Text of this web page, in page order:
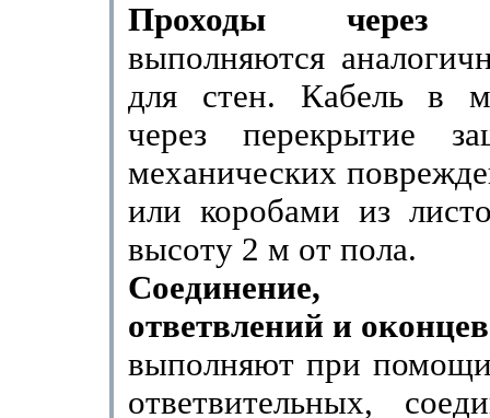
Проходы через
выполняются
для стен. Кабель в
через перекрытие
механических
или коробами из
высоту 2 м от пола.
Соединение,
ответвлений и
выполняют при
ответвительных,